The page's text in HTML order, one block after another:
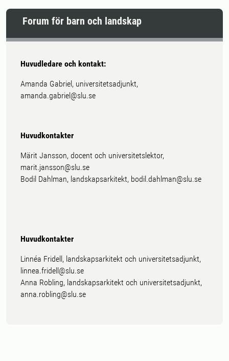
Forum för barn och landskap
Huvudledare och kontakt:
Amanda Gabriel, universitetsadjunkt,
amanda.gabriel@slu.se
Huvudkontakter
Märit Jansson, docent och universitetslektor,
marit.jansson@slu.se
Bodil Dahlman, landskapsarkitekt, bodil.dahlman@slu.se
Huvudkontakter
Linnéa Fridell, landskapsarkitekt och universitetsadjunkt,
linnea.fridell@slu.se
Anna Robling, landskapsarkitekt och universitetsadjunkt,
anna.robling@slu.se